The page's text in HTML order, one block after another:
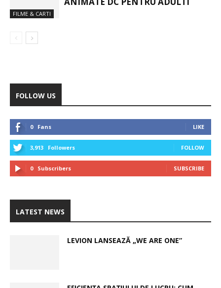
FILME & CARTI
FOLLOW US
0 Fans LIKE
3,913 Followers FOLLOW
0 Subscribers SUBSCRIBE
LATEST NEWS
LEVION LANSEAZĂ „WE ARE ONE”